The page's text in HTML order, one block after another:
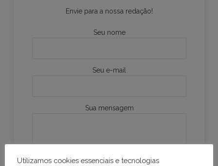
Envie para a nossa redação!
Seu nome
Seu e-mail
Sua mensagem
Utilizamos cookies essenciais e tecnologias